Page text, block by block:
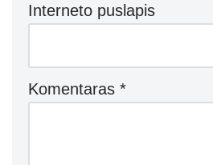
Interneto puslapis
Komentaras *